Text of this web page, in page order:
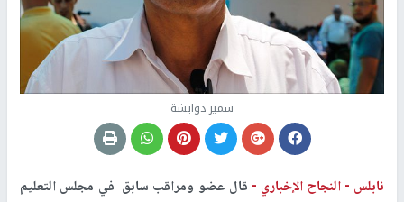
سمير دوابشة
نابلس -النجاح الإخباري - قال عضو ومراقب سابق في مجلس التعليم